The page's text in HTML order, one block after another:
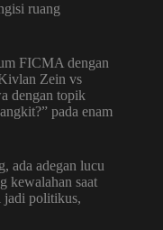
ruang
FICMA dengan
Zein vs
dengan topik
pada enam
ada adegan lucu
kewalahan saat
jadi politikus,